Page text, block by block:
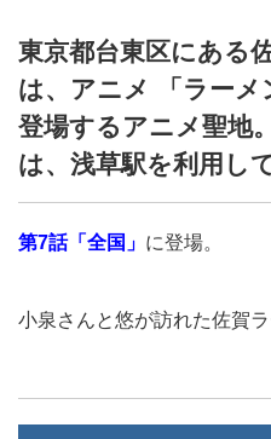
東京都台東区にある
は、アニメ 「ラーメ
登場するアニメ聖地
は、浅草駅を利用し
第7話「全国」 に登場。
小泉さんと悠が訪れた佐賀ラ